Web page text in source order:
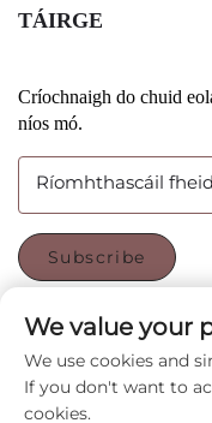
TÁIRGE
Críochnaigh do chuid
níos mó.
Ríomhthascáil
Subscribe
IOLRÚ LINN
We value your
We use cookies and
If you don't want to
cookies.